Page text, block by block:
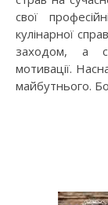
свої
кулінарної
заходом, а
мотивації.
майбутнього.